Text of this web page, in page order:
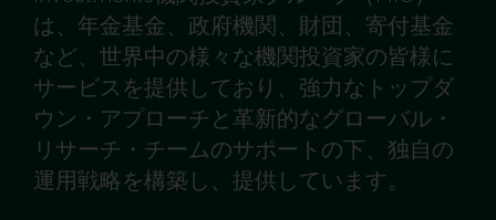
は、年金基金、政府機関、財団、寄付基金
など、世界中の様々な機関投資家の皆様に
サービスを提供しており、強力なトップダ
ウン・アプローチと革新的なグローバル・
リサーチ・チームのサポートの下、独自の
運用戦略を構築し、提供しています。